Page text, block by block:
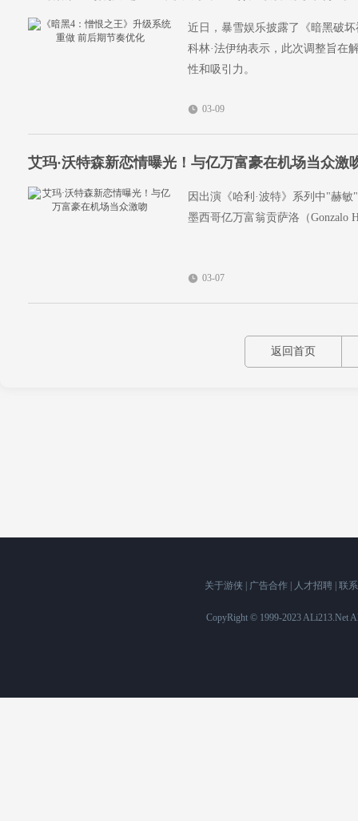
近日，暴雪娱乐披露了《暗黑破
科林·法伊纳表示，此次调整旨在
性和吸引力。
03-09
艾玛·沃特森新恋情曝光！与亿万富豪在机场当众激
因出演《哈利·波特》系列中"赫
墨西哥亿万富翁贡萨洛（Gonzalo
03-07
返回首页
关于游侠 广告合作 人才招聘 联
CopyRight © 1999-2023 ALi213.Net